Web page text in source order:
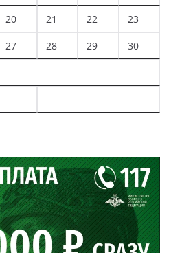
20 21 22 23
27 28 29 30